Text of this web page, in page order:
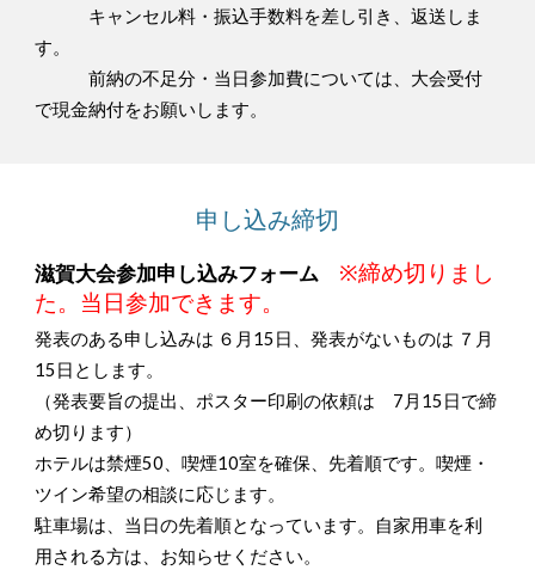
キャンセル料・振込手数料を差し引き、返送しま
す。
前納の不足分・当日参加費については、大会受付
で現金納付をお願いします。
申し込み締切
滋賀大会参加申し込みフォーム ※締め切りまし
た。当日参加できます。
発表のある申し込みは ６月15日、発表がないものは ７月
15日とします。
（発表要旨の提出、ポスター印刷の依頼は 7月15日で締
め切ります）
ホテルは禁煙50、喫煙10室を確保、先着順です。喫煙・
ツイン希望の相談に応じます。
駐車場は、当日の先着順となっています。自家用車を利
用される方は、お知らせください。